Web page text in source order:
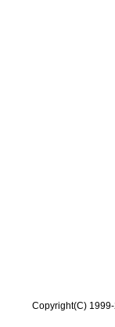
Copyright(C)